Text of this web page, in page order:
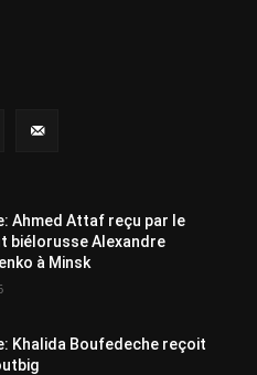
Ahmed Attaf reçu par le
biélorusse Alexandre
à Minsk
Khalida Boufedeche reçoit